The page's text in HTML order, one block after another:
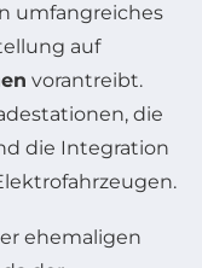
umfangreiches
auf
vorantreibt.
die
die Integration
ehemaligen